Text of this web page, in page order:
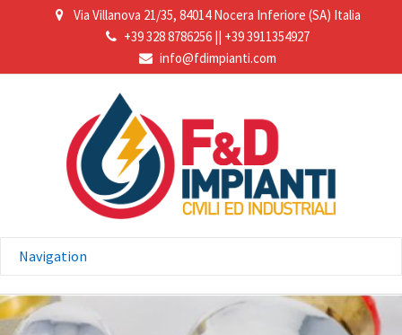
Via Villanova 21/35, 84014 Nocera Inferiore (SA) Italia
+39 328 8786256 || +39 3911354927
info@fdimpianti.com